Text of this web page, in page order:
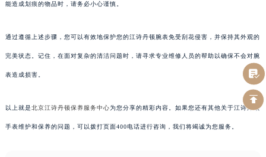
能造成划痕的物品时，请务必小心谨慎。
通过遵循上述步骤，您可以有效地保护您的江诗丹顿腕表免受刮花侵害，并保持其外观的
完美状态。记住，在面对复杂的清洁问题时，请寻求专业维修人员的帮助以确保不会对腕
表造成损害。
以上就是北京江诗丹顿保养服务中心为您分享的精彩内容。如果您还有其他关于江诗丹顿
手表维护和保养的问题，可以拨打页面400电话进行咨询，我们将竭诚为您服务。